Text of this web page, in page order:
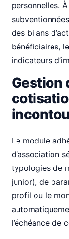
personnelles.
des bilans
bénéficiaires,
indicateurs
Gestion
Le module
d’association
typologies de
junior), de
profil ou le
l’échéance de